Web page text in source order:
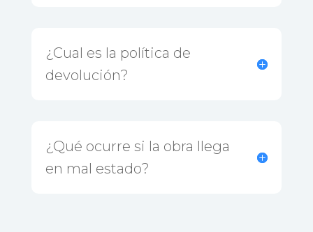
¿Cual es la política de
devolución?
¿Qué ocurre si la obra llega
en mal estado?